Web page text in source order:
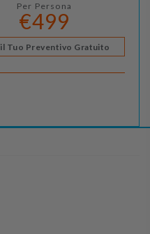
Per Persona
€499
il Tuo Preventivo Gratuito